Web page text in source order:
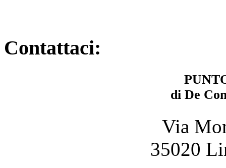
Contattaci:
di De
Via
35020